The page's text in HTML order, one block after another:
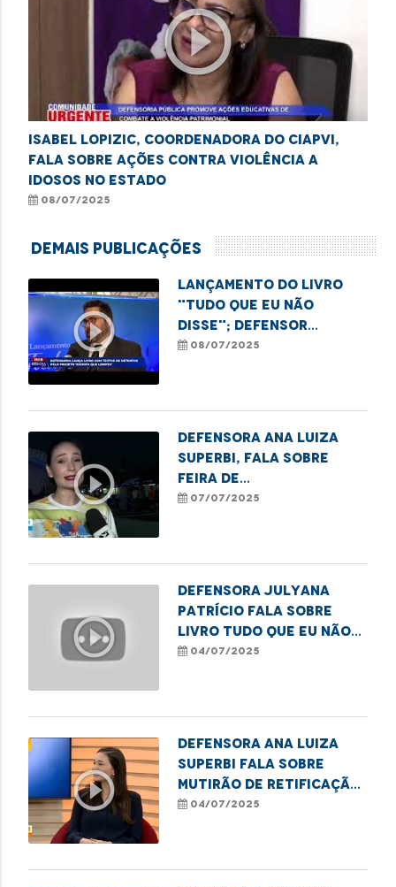
play_circle_outline
Isabel Lopizic, coordenadora do CIAPVI,
fala sobre ações contra violência a
idosos no estado
08/07/2025
Demais Publicações
play_circle_outline
Lançamento do livro
"Tudo que eu não
disse"; defensor
Gabriel Furtado
mulheres que cumprem
08/07/2025
play_circle_outline
Defensora Ana Luiza
Superbi, fala sobre
feira de
empreendedorismo
07/07/2025
play_circle_outline
Defensora Julyana
Patrício fala sobre
livro Tudo Que Eu Não
Disse, do projeto
04/07/2025
play_circle_outline
Defensora Ana Luiza
Superbi fala sobre
mutirão de retificação
de nome e sexo em
04/07/2025